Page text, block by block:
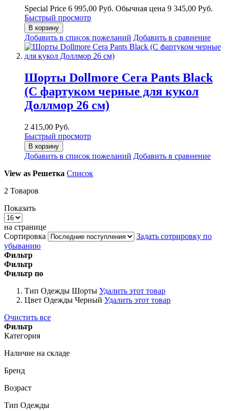
Special Price 6 995,00 Руб. Обычная цена 9 345,00 Руб.
Быстрый просмотр
В корзину
Добавить в список пожеланий Добавить в сравнение
Шорты Dollmore Cera Pants Black
(С фартуком черные для кукол
Доллмор 26 см)
2 415,00 Руб.
Быстрый просмотр
В корзину
Добавить в список пожеланий Добавить в сравнение
View as Решетка Список
2 Товаров
Показать
на странице
Сортировка
Задать сотрировку по
убыванию
Фильтр
Фильтр
Фильтр по
Тип Одежды Шорты Удалить этот товар
Цвет Одежды Черный Удалить этот товар
Очистить все
Фильтр
Категория
Наличие на складе
Бренд
Возраст
Тип Одежды